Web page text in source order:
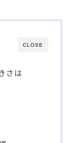
CLOSE
さは